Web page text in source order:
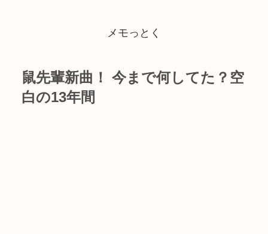
メモっとく
鼠先輩新曲！ 今まで何してた？空
白の13年間